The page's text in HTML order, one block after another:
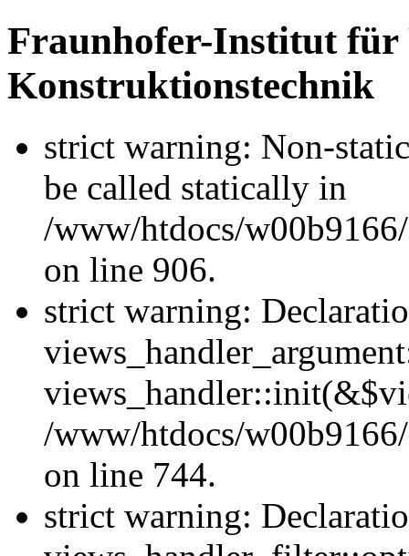
Fraunhofer-Institut für
Konstruktionstechnik
strict warning: Non-
be called statically in
/www/htdocs/
on line 906.
strict warning:
/www/htdocs/
on line 744.
strict warning: